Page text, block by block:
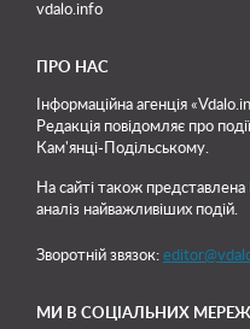
vdalo.info
ПРО НАС
Інформаційна агенція
Редакція повідомляє про
Кам'янці-Подільському.
На сайті також представлена
аналіз найважливіших подій.
Зворотній звязок:
МИ В СОЦІАЛЬНИХ